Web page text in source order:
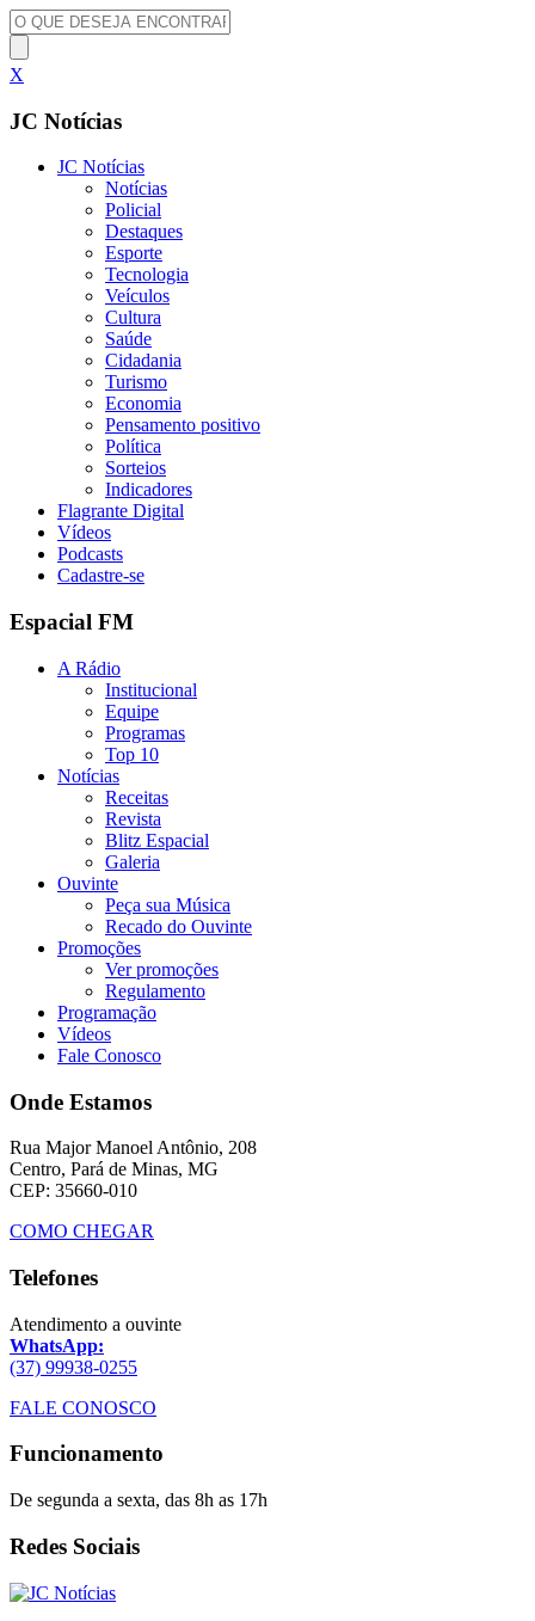
X
JC Notícias
JC Notícias
Notícias
Policial
Destaques
Esporte
Tecnologia
Veículos
Cultura
Saúde
Cidadania
Turismo
Economia
Pensamento positivo
Política
Sorteios
Indicadores
Flagrante Digital
Vídeos
Podcasts
Cadastre-se
Espacial FM
A Rádio
Institucional
Equipe
Programas
Top 10
Notícias
Receitas
Revista
Blitz Espacial
Galeria
Ouvinte
Peça sua Música
Recado do Ouvinte
Promoções
Ver promoções
Regulamento
Programação
Vídeos
Fale Conosco
Onde Estamos
Rua Major Manoel Antônio, 208
Centro, Pará de Minas, MG
CEP: 35660-010
COMO CHEGAR
Telefones
Atendimento a ouvinte
WhatsApp:
(37) 99938-0255
FALE CONOSCO
Funcionamento
De segunda a sexta, das 8h as 17h
Redes Sociais